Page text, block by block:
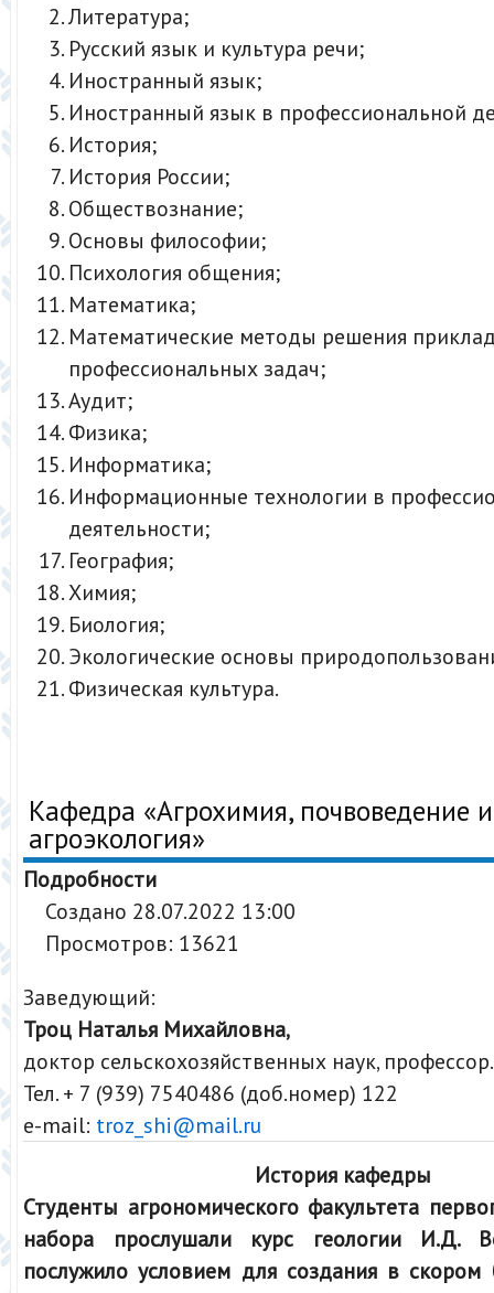
Литература;
Русский язык и культура речи;
Иностранный язык;
Иностранный язык в профессиональной
История;
История России;
Обществознание;
Основы философии;
Психология общения;
Математика;
Математические методы решения
профессиональных задач;
Аудит;
Физика;
Информатика;
Информационные технологии в
деятельности;
География;
Химия;
Биология;
Экологические основы
Физическая культура.
Кафедра «Агрохимия, почвоведение и
агроэкология»
Подробности
Создано 28.07.2022 13:00
Просмотров: 13621
Заведующий:
Троц Наталья Михайловна,
доктор сельскохозяйственных наук, профессор.
Тел. + 7 (939) 7540486 (доб.номер) 122
e-mail: troz_shi@mail.ru
История кафедры
Студенты агрономического факультета
набора прослушали курс геологии И.Д.
послужило условием для создания в